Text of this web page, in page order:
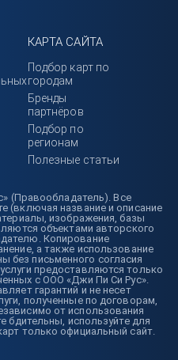
(Правообладатель). Все
(включая название и описание
изображения, базы
объектами авторского
Копирование
а также использование
письменного согласия
предоставляются только
с ООО «Джи Пи Си Рус».
гарантий и не несет
полученные по договорам,
от использования
бдительны, используйте для
только официальный сайт.
КАРТА САЙТА
Подбор карт по
городам
Бренды
партнёров
Подбор по
регионам
Полезные статьи